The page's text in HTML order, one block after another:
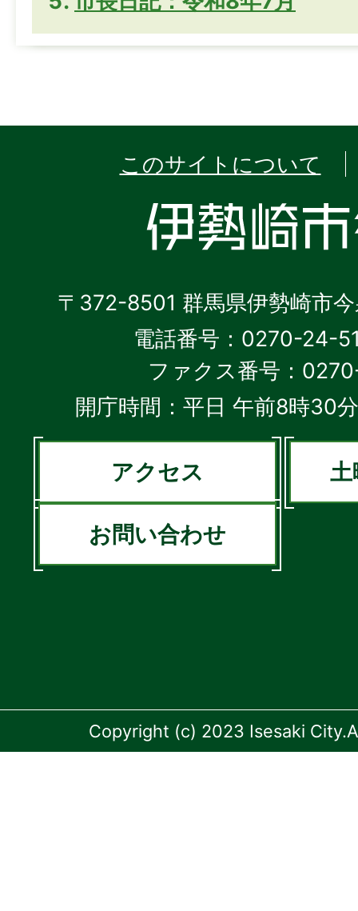
このサイトについて
〒372-8501 群馬県伊勢崎市
電話番号：0270-24-
ファクス番号：
開庁時間：平日 午前8時30
アクセス 土
お問い合わせ
Copyright (c) 2023 Isesaki